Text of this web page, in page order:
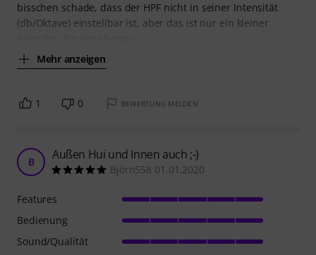
bisschen schade, dass der HPF nicht in seiner Intensität
(db/Oktave) einstellbar ist, aber das ist nur ein kleiner
Mehr anzeigen
1 0 BEWERTUNG MELDEN
B Außen Hui und Innen auch ;-)
Björn558 01.01.2020
Features
Bedienung
Sound/Qualität